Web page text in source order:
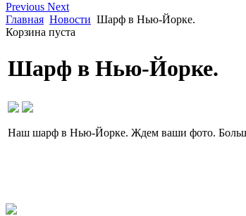
Previous Next
Главная Новости Шарф в Нью-Йорке.
Корзина пуста
Шарф в Нью-Йорке.
Наш шарф в Нью-Йорке. Ждем ваши фото.